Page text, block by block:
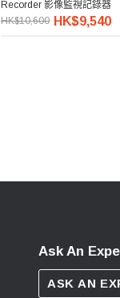
Recorder 影像監視記錄器
HK$10,600 HK$9,540
Ask An
ASK AN